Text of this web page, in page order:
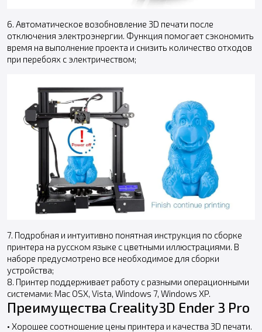
6. Автоматическое возобновление 3D печати после
отключения электроэнергии. Функция помогает сэкономить
время на выполнение проекта и снизить количество отходов
при перебоях с электричеством;
7. Подробная и интуитивно понятная инструкция по сборке
принтера на русском языке с цветными иллюстрациями. В
наборе предусмотрено все необходимое для сборки
устройства;
8. Принтер поддерживает работу с разными операционными
системами: Mac OSX, Vista, Windows 7, Windows XP.
Преимущества Creality3D Ender 3 Pro
• Хорошее соотношение цены принтера и качества 3D печати.